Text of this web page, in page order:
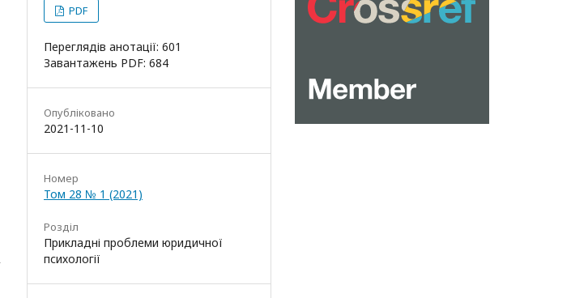
PDF
Переглядів анотації: 601
Завантажень PDF: 684
Опубліковано
2021-11-10
Номер
Том 28 № 1 (2021)
Розділ
Прикладні проблеми юридичної
психології